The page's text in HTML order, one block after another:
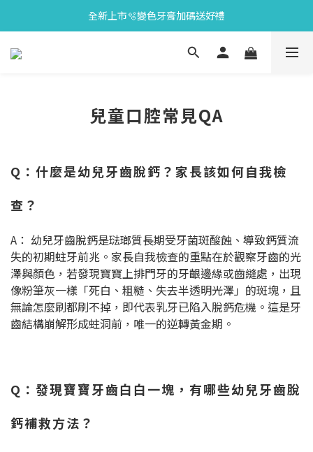
會員限定🎁點數兌換好禮
全新上市🫧變色牙膏加碼送好禮
會員限定🎁點數兌換好禮
兒童口腔常見QA
Q：什麼是幼兒牙齒脫鈣？家長該如何自我檢
查？
A： 幼兒牙齒脫鈣是琺瑯質長期受牙菌斑酸蝕、導致鈣質流
失的初期蛀牙前兆。家長自我檢查的重點在於觀察牙齒的光
澤與顏色，若發現寶寶上排門牙的牙齦邊緣或齒縫處，出現
像粉筆灰一樣「死白、粗糙、失去半透明光澤」的斑塊，且
無論怎麼刷都刷不掉，即代表乳牙已陷入脫鈣危機。這是牙
齒結構崩解形成蛀洞前，唯一的逆轉黃金期。
Q：發現寶寶牙齒白白一塊，有哪些幼兒牙齒脫
鈣補救方法？